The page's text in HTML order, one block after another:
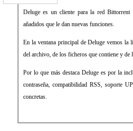
Deluge es un cliente para la red
añadidos que le dan nuevas funciones.
En la ventana principal de Deluge vemos la
del archivo, de los ficheros que contiene y de
Por lo que más destaca Deluge es por la
contraseña, compatibilidad RSS, soporte
concretas.